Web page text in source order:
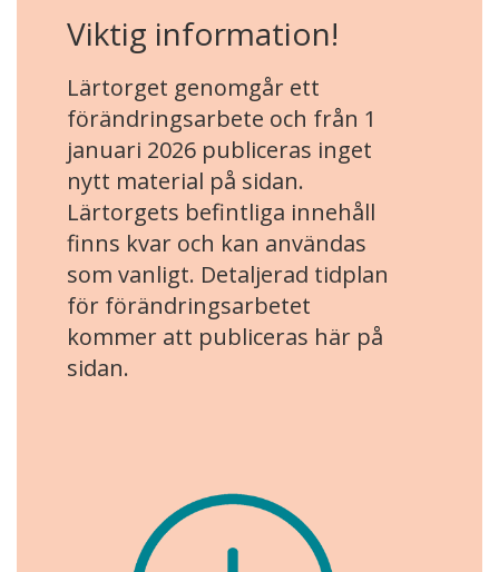
Viktig information!
Lärtorget genomgår ett
förändringsarbete och från 1
januari 2026 publiceras inget
nytt material på sidan.
Lärtorgets befintliga innehåll
finns kvar och kan användas
som vanligt. Detaljerad tidplan
för förändringsarbetet
kommer att publiceras här på
sidan.